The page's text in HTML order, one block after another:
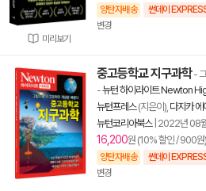
미리보기
양탄자배송 썬데이
변경
중고등학교 지구과학-
-뉴턴 하이라이트 Newton
뉴턴프레스(지은이), 다지카 에
뉴턴코리아북스| 2022년 08
16,200원 (10% 할인 / 900원)
양탄자배송 썬데이
변경